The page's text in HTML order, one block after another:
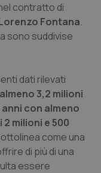
contratto di
Fontana.
sono suddivise
dati rilevati
almeno 3,2 milioni
con almeno
milioni e 500
come una
di più di una
essere